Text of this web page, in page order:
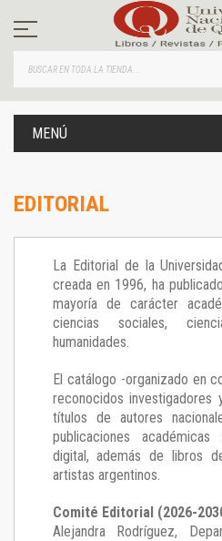
contenido
MENÚ
EDITORIAL
La Editorial de la
creada en 1996, ha
mayoría de carácter
ciencias sociales,
humanidades.
El catálogo -organizado en
reconocidos investigadores
títulos de autores
publicaciones
digital, además de libros
artistas argentinos.
Comité Editorial (2026-
Alejandra Rodríguez,